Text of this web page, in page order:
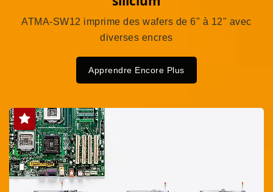
ATMA-SW12 imprime des wafers de 6" à 12" avec
diverses encres
Apprendre Encore Plus